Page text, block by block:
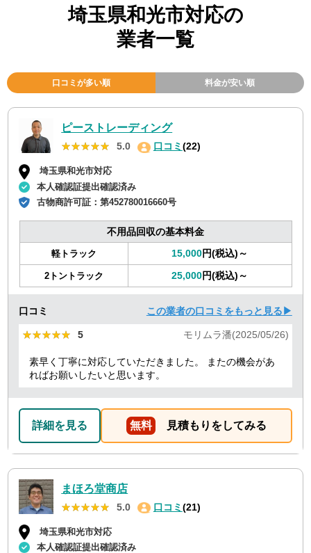
埼玉県和光市対応の
業者一覧
口コミが多い順 料金が安い順
ピーストレーディング
★★★★★
★★★★★ 5.0 口コミ(22)
埼玉県和光市対応
本人確認証提出確認済み
古物商許可証：第452780016660号
不用品回収の基本料金
軽トラック 15,000円(税込)～
2トントラック 25,000円(税込)～
口コミ この業者の口コミをもっと見る▶
★★★★★
★★★★★ 5 モリムラ潘(2025/05/26)
素早く丁寧に対応していただきました。 またの機会があ
ればお願いしたいと思います。
詳細を見る 無料 見積もりをしてみる
まほろ堂商店
★★★★★
★★★★★ 5.0 口コミ (21)
埼玉県和光市対応
本人確認証提出確認済み